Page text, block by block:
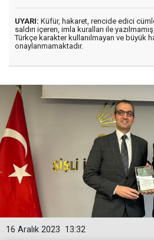
UYARI: Küfür, hakaret, rencide edici
saldırı içeren, imla kuralları ile yazılmamış,
Türkçe karakter kullanılmayan ve büyük
onaylanmamaktadır.
13:32
16 Aralık 2023